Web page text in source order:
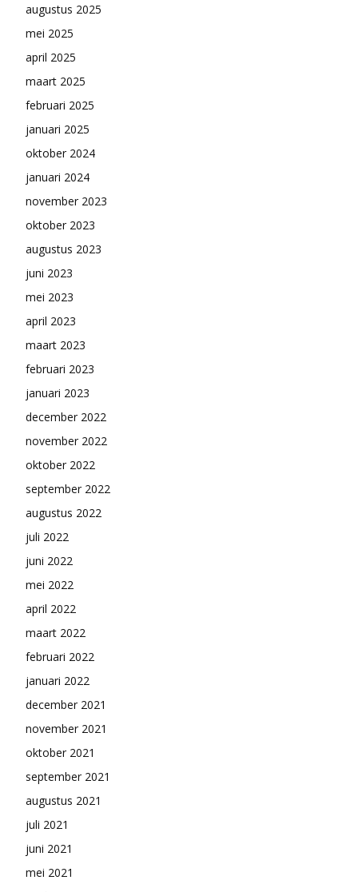
augustus 2025
mei 2025
april 2025
maart 2025
februari 2025
januari 2025
oktober 2024
januari 2024
november 2023
oktober 2023
augustus 2023
juni 2023
mei 2023
april 2023
maart 2023
februari 2023
januari 2023
december 2022
november 2022
oktober 2022
september 2022
augustus 2022
juli 2022
juni 2022
mei 2022
april 2022
maart 2022
februari 2022
januari 2022
december 2021
november 2021
oktober 2021
september 2021
augustus 2021
juli 2021
juni 2021
mei 2021